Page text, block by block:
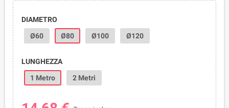
DIAMETRO
Ø60
Ø80 Ø100 Ø120
LUNGHEZZA
1 Metro
2 Metri